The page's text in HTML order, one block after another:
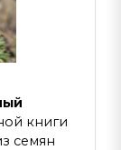
книги
семян